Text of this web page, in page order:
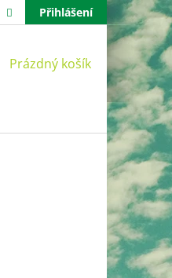
Přihlášení
NÁKUPNÍ
Prázdný košík